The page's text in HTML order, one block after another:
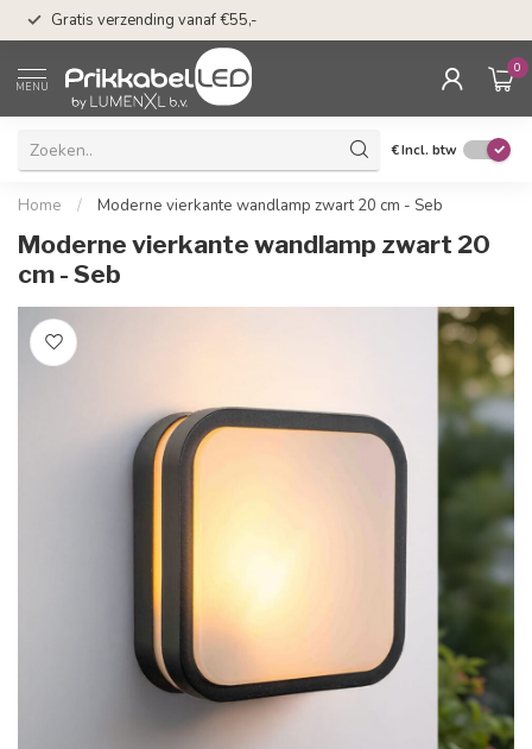
Gratis verzending vanaf €55,-
MENU
0
€Incl. btw
Home / Moderne vierkante wandlamp zwart 20 cm - Seb
Moderne vierkante wandlamp zwart 20
cm - Seb